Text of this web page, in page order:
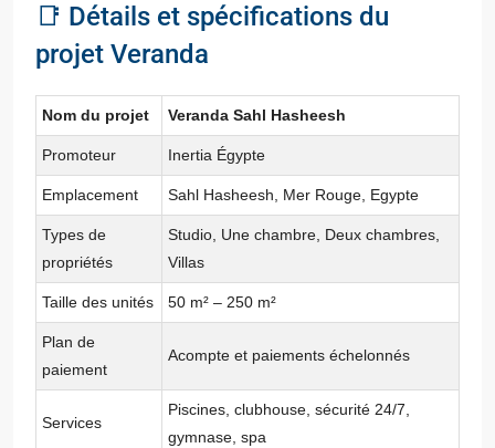
📑 Détails et spécifications du
projet Veranda
Nom du projet Veranda Sahl Hasheesh
Promoteur Inertia Égypte
Emplacement Sahl Hasheesh, Mer Rouge, Egypte
Types de
propriétés
Studio, Une chambre, Deux chambres,
Villas
Taille des unités 50 m² – 250 m²
Plan de
paiement
Acompte et paiements échelonnés
Services
Piscines, clubhouse, sécurité 24/7,
gymnase, spa